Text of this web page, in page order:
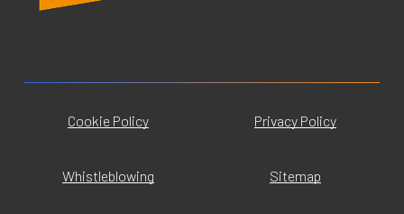
Cookie Policy Privacy Policy
Whistleblowing Sitemap